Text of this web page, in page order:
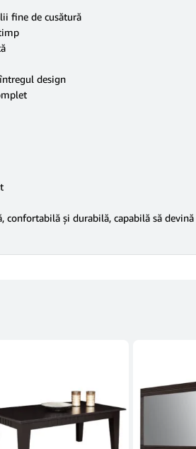
fine de cusătură
design
confortabilă și durabilă, capabilă să